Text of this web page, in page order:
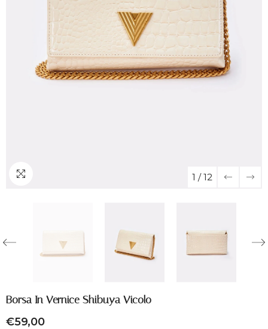
1 / 12
Borsa In Vernice Shibuya Vicolo
€59,00